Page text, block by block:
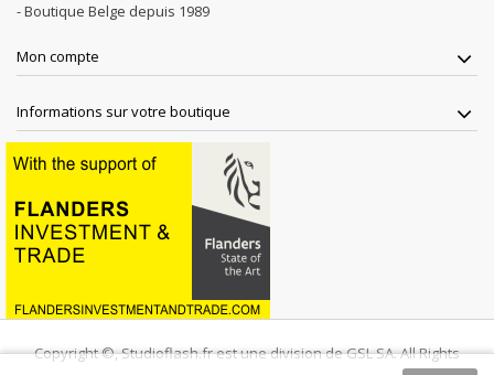
- Boutique Belge depuis 1989
Mon compte
Informations sur votre boutique
Copyright ©, Studioflash.fr est une division de GSL SA. All Rights